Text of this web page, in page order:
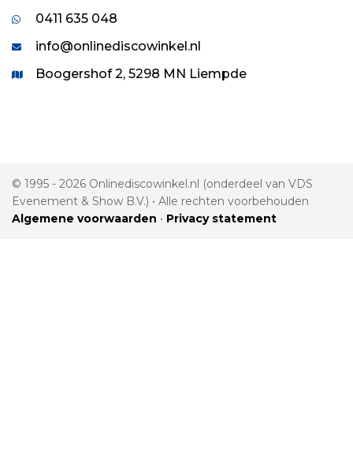
0411 635 048
info@onlinediscowinkel.nl
Boogershof 2, 5298 MN Liempde
© 1995 - 2026 Onlinediscowinkel.nl (onderdeel van VDS
Evenement & Show B.V.) • Alle rechten voorbehouden
Algemene voorwaarden • Privacy statement